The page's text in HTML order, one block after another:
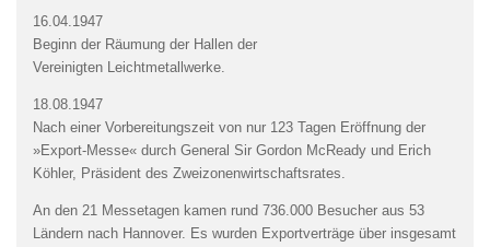
16.04.1947
Beginn der Räumung der Hallen der
Vereinigten Leichtmetallwerke.
18.08.1947
Nach einer Vorbereitungszeit von nur 123 Tagen Eröffnung der
»Export-Messe« durch General Sir Gordon McReady und Erich
Köhler, Präsident des Zweizonenwirtschaftsrates.
An den 21 Messetagen kamen rund 736.000 Besucher aus 53
Ländern nach Hannover. Es wurden Exportverträge über insgesamt